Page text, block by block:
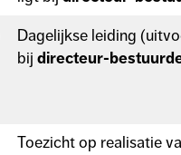
Dagelijkse leiding
bij directeur-
Toezicht op realisatie